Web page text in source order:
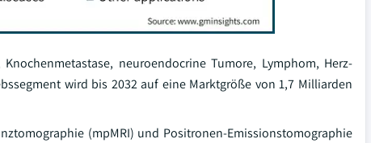
neuroendocrine Tumore, Lymphom, Herz-
wird bis 2032 auf eine Marktgröße von 1,7 Milliarden
(mpMRI) und Positronen-Emissionstomographie